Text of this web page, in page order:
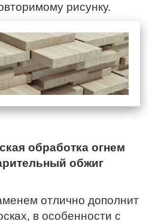
рисунку.
обработка огнем
обжиг
отлично дополнит
в особенности с